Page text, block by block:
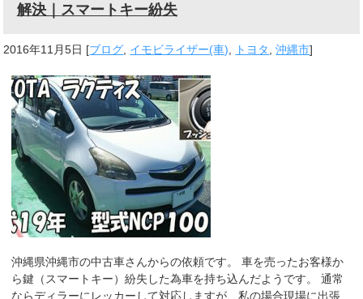
解決｜スマートキー紛失
2016年11月5日 [ブログ イモビライザー(車) トヨタ ,沖縄市]
沖縄県沖縄市の中古車さんからの依頼です。 車を売ったお客様か
ら鍵（スマートキー）紛失した為車を持ち込んだようです。 通常
ならディラーにレッカーして対応しますが、私の場合現場に出張